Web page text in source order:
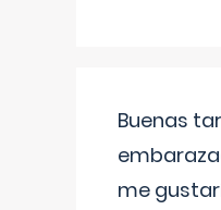
Buenas
me